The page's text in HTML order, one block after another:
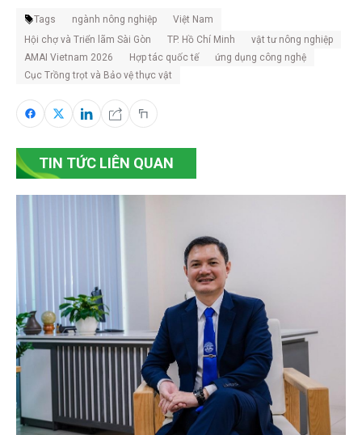
Tags ngành nông nghiệp
Việt Nam
Hội chợ và Triển lãm Sài Gòn
TP. Hồ Chí Minh
vật tư nông nghiệp
AMAI Vietnam 2026
Hợp tác quốc tế
ứng dụng công nghệ
Cục Trồng trọt và Bảo vệ thực vật
TIN TỨC LIÊN QUAN